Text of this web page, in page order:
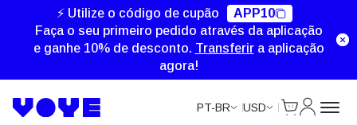
⚡ Utilize o código de cupão
APP10
Faça o seu primeiro pedido através da aplicação
e ganhe 10% de desconto. Transferira aplicação
agora!
PT-BR USD